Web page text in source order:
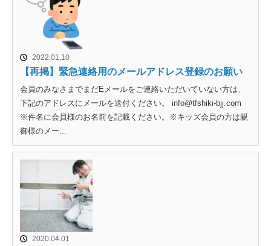
2022.01.10
【再掲】緊急連絡用のメールアドレス登録のお願い
会員のみなさまでまだEメールをご連絡いただいていない方は、
下記のアドレスにメールを送付ください。 info@tfshiki-bjj.com
※件名に会員様のお名前を記載ください。※キッズ会員の方は親
御様のメー...
2020.04.01